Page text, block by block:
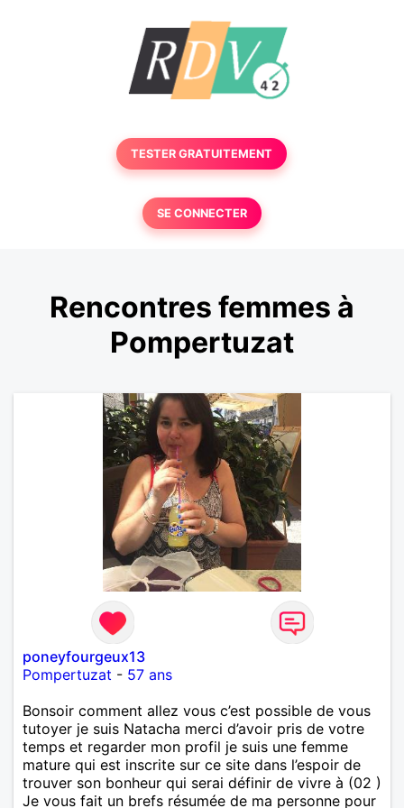
TESTER GRATUITEMENT
SE CONNECTER
Rencontres femmes à
Pompertuzat
poneyfourgeux13
Pompertuzat - 57 ans
Bonsoir comment allez vous c’est possible de vous
tutoyer je suis Natacha merci d’avoir pris de votre
temps et regarder mon profil je suis une femme
mature qui est inscrite sur ce site dans l’espoir de
trouver son bonheur qui serai définir de vivre à (02 )
Je vous fait un brefs résumée de ma personne pour